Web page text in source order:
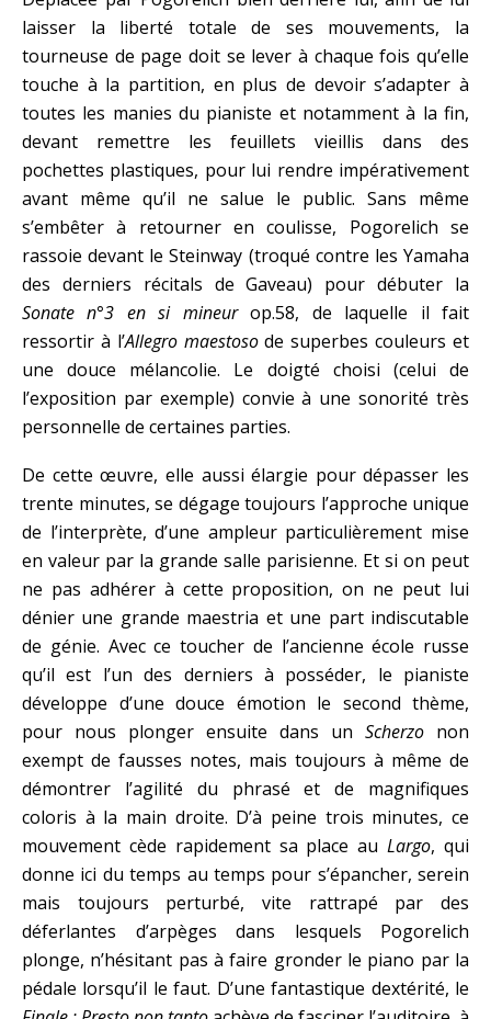
laisser la liberté totale de ses mouvements, la
tourneuse de page doit se lever à chaque fois qu’elle
touche à la partition, en plus de devoir s’adapter à
toutes les manies du pianiste et notamment à la fin,
devant remettre les feuillets vieillis dans des
pochettes plastiques, pour lui rendre impérativement
avant même qu’il ne salue le public. Sans même
s’embêter à retourner en coulisse, Pogorelich se
rassoie devant le Steinway (troqué contre les Yamaha
des derniers récitals de Gaveau) pour débuter la
Sonate n°3 en si mineurop.58, de laquelle il fait
ressortir à l’Allegro maestosode superbes couleurs et
une douce mélancolie. Le doigté choisi (celui de
l’exposition par exemple) convie à une sonorité très
personnelle de certaines parties.
De cette œuvre, elle aussi élargie pour dépasser les
trente minutes, se dégage toujours l’approche unique
de l’interprète, d’une ampleur particulièrement mise
en valeur par la grande salle parisienne. Et si on peut
ne pas adhérer à cette proposition, on ne peut lui
dénier une grande maestria et une part indiscutable
de génie. Avec ce toucher de l’ancienne école russe
qu’il est l’un des derniers à posséder, le pianiste
développe d’une douce émotion le second thème,
pour nous plonger ensuite dans un Scherzo non
exempt de fausses notes, mais toujours à même de
démontrer l’agilité du phrasé et de magnifiques
coloris à la main droite. D’à peine trois minutes, ce
mouvement cède rapidement sa place auLargo, qui
donne ici du temps au temps pour s’épancher, serein
mais toujours perturbé, vite rattrapé par des
déferlantes d’arpèges dans lesquels Pogorelich
plonge, n’hésitant pas à faire gronder le piano par la
pédale lorsqu’il le faut. D’une fantastique dextérité, le